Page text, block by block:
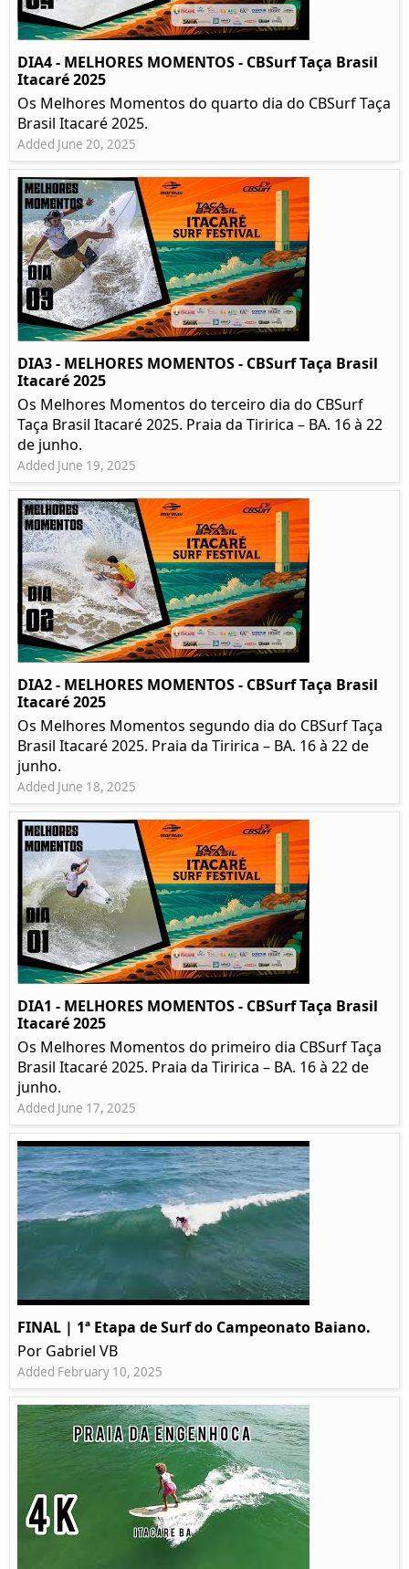
DIA4 - MELHORES MOMENTOS - CBSurf Taça Brasil
Itacaré 2025
Os Melhores Momentos do quarto dia do CBSurf Taça
Brasil Itacaré 2025.
Added June 20, 2025
DIA3 - MELHORES MOMENTOS - CBSurf Taça Brasil
Itacaré 2025
Os Melhores Momentos do terceiro dia do CBSurf
Taça Brasil Itacaré 2025. Praia da Tiririca – BA. 16 à 22
de junho.
Added June 19, 2025
DIA2 - MELHORES MOMENTOS - CBSurf Taça Brasil
Itacaré 2025
Os Melhores Momentos segundo dia do CBSurf Taça
Brasil Itacaré 2025. Praia da Tiririca – BA. 16 à 22 de
junho.
Added June 18, 2025
DIA1 - MELHORES MOMENTOS - CBSurf Taça Brasil
Itacaré 2025
Os Melhores Momentos do primeiro dia CBSurf Taça
Brasil Itacaré 2025. Praia da Tiririca – BA. 16 à 22 de
junho.
Added June 17, 2025
FINAL | 1ª Etapa de Surf do Campeonato Baiano.
Por Gabriel VB
Added February 10, 2025